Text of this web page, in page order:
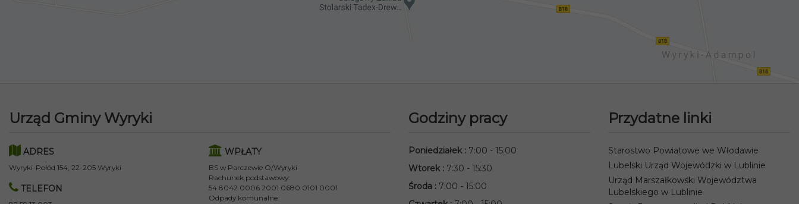
Urząd Gminy Wyryki
ADRES
Wyryki-Połód 154, 22-205 Wyryki
TELEFON
WPŁATY
BS w Parczewie O/Wyryki
Rachunek podstawowy:
54 8042 0006 2001 0680 0101 0001
Odpady komunalne:
Godziny pracy
Poniedziałek: 7:00 - 15:00
Wtorek: 7:30 - 15:30
Środa : 7:00 - 15:00
Przydatne linki
Starostwo Powiatowe we Włodawie
Lubelski Urząd Wojewódzki w Lublinie
Urząd Marszałkowski Województwa
Lubelskiego w Lublinie